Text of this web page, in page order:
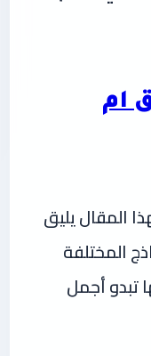
ام
المقال يليق
المختلفة
تبدو أجمل